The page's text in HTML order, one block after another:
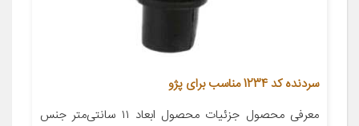
سردنده کد 1234 مناسب برای پژو
معرفی محصول جزئیات محصول ابعاد ۱۱ سانتی‌متر جنس